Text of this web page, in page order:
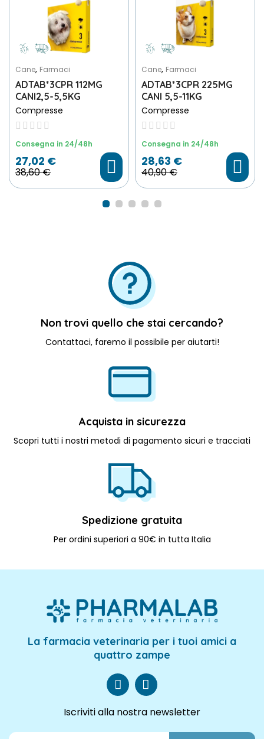
Cane, Farmaci
ADTAB*3CPR 112MG
CANI2,5-5,5KG
Compresse
Consegna in 24/48h
38,60 €
27,02 €
Cane, Farmaci
ADTAB*3CPR 225MG
CANI 5,5-11KG
Compresse
Consegna in 24/48h
40,90 €
28,63 €
Non trovi quello che stai cercando?
Contattaci, faremo il possibile per aiutarti!
Acquista in sicurezza
Scopri tutti i nostri metodi di pagamento sicuri e tracciati
Spedizione gratuita
Per ordini superiori a 90€ in tutta Italia
La farmacia veterinaria per i tuoi amici a
quattro zampe
Iscriviti alla nostra newsletter